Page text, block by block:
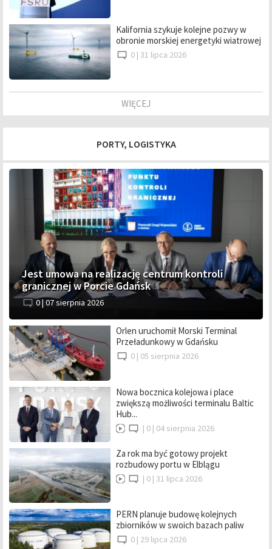
Kalifornia szykuje kolejne pozwy w
obronie morskiej energetyki wiatrowej
0 | 31 lipca 2026
WIĘCEJ
PORTY, LOGISTYKA
Jest umowa na realizację centrum kontroli
granicznej w Porcie Gdańsk
0 | 07 sierpnia 2026
Orlen uruchomił Morski Terminal
Przeładunkowy w Gdańsku
0 | 05 sierpnia 2026
Nowa bocznica kolejowa i place
zwiększą możliwości terminalu Baltic
Hub...
| 0 | 04 sierpnia 2026
Za rok ma być gotowy projekt
rozbudowy portu w Elblągu
| 0 | 31 lipca 2026
PERN planuje budowę kolejnych
zbiorników w swoich bazach paliw
0 | 29 lipca 2026